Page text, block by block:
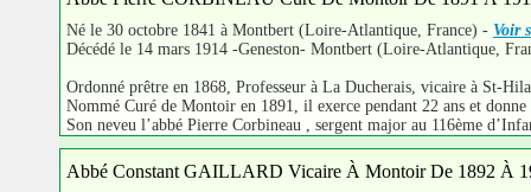
Né le 30 octobre 1841 à Montbert (Loire-Atlantique, France) - Voir
Décédé le 14 mars 1914 -Geneston- Montbert (Loire-Atlantique,
Ordonné prêtre en 1868, Professeur à La Ducherais, vicaire à St-
Nommé Curé de Montoir en 1891, il exerce pendant 22 ans et
Son neveu l’abbé Pierre Corbineau , sergent major au 116ème
Abbé Constant GAILLARD Vicaire À Montoir De 1892 À